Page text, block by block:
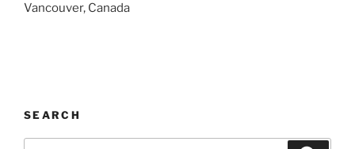
Vancouver, Canada
SEARCH